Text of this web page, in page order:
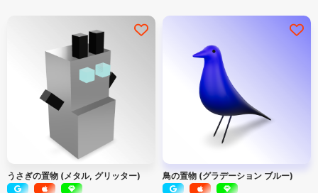
うさぎの置物 (メタル, グリッター) 鳥の置物 (グラデーション ブルー)